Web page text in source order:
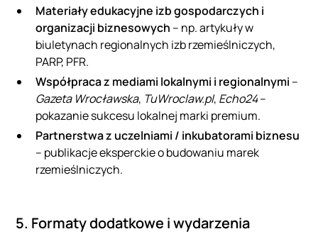
Materiały edukacyjne izb gospodarczych i
organizacji biznesowych – np. artykuły w
biuletynach regionalnych izb rzemieślniczych,
PARP, PFR.
Współpraca z mediami lokalnymi i regionalnymi –
Gazeta Wrocławska, TuWroclaw.pl, Echo24–
pokazanie sukcesu lokalnej marki premium.
Partnerstwa z uczelniami / inkubatorami biznesu
– publikacje eksperckie o budowaniu marek
rzemieślniczych.
5. Formaty dodatkowe i wydarzenia